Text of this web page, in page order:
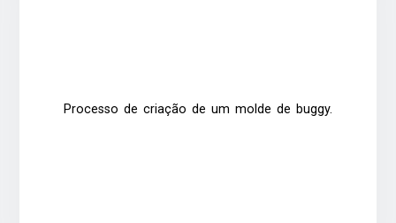
Processo de criação de um molde de buggy.